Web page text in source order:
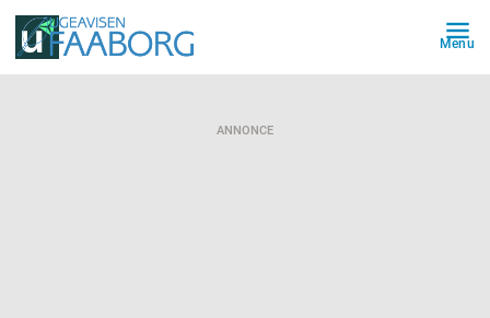
Menu
ANNONCE